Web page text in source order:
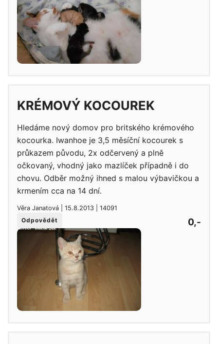
KRÉMOVÝ KOCOUREK
Hledáme nový domov pro britského krémového
kocourka. Iwanhoe je 3,5 měsíční kocourek s
průkazem původu, 2x odčervený a plně
očkovaný, vhodný jako mazlíček případně i do
chovu. Odběr možný ihned s malou výbavičkou a
krmením cca na 14 dní.
Věra Janatová | 15.8.2013 | 14091
Odpovědět
0,-